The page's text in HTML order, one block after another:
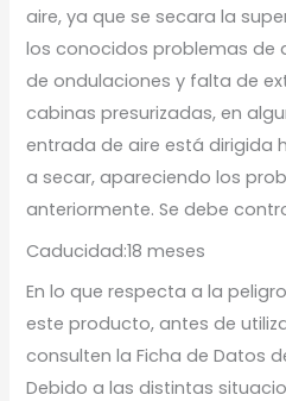
aire, ya que se secara la
los conocidos problemas de
de ondulaciones y falta de
cabinas presurizadas, en
entrada de aire está dirigida
a secar, apareciendo los
anteriormente. Se debe
Caducidad:18 meses
En lo que respecta a la
este producto, antes de
consulten la Ficha de Datos
Debido a las distintas